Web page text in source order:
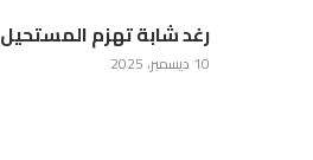
رغد شابة تهزم المستحيل
10 ديسمبر، 2025